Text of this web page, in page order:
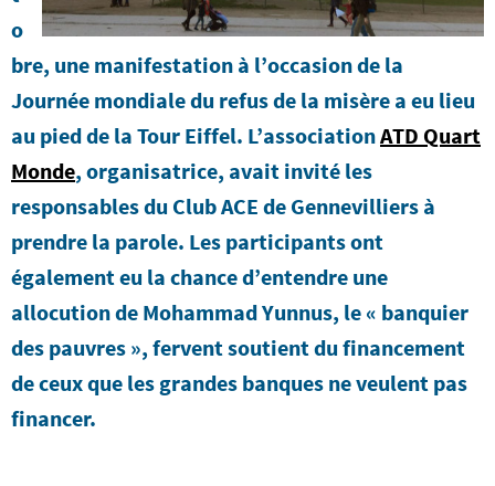
o
bre, une manifestation à l’occasion de la
Journée mondiale du refus de la misère a eu lieu
au pied de la Tour Eiffel. L’associationATD Quart
Monde, organisatrice, avait invité les
responsables du Club ACE de Gennevilliers à
prendre la parole. Les participants ont
également eu la chance d’entendre une
allocution de Mohammad Yunnus, le « banquier
des pauvres », fervent soutient du financement
de ceux que les grandes banques ne veulent pas
financer.